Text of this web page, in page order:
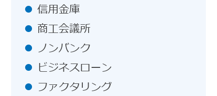
信用金庫
商工会議所
ノンバンク
ビジネスローン
ファクタリング